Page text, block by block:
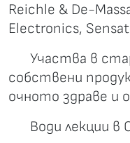
Reichle & De-
Electronics,
Участва в
собствени
очното здраве и
Води лекции в